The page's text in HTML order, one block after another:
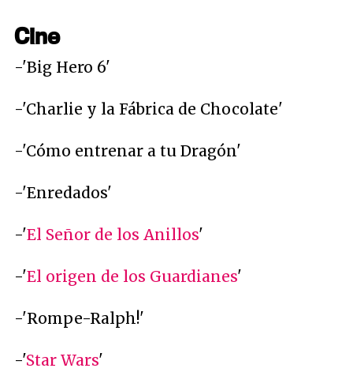
Cine
-'Big Hero 6'
-'Charlie y la Fábrica de Chocolate'
-'Cómo entrenar a tu Dragón'
-'Enredados'
-'El Señor de los Anillos'
-'El origen de los Guardianes'
-'Rompe-Ralph!'
-'Star Wars'